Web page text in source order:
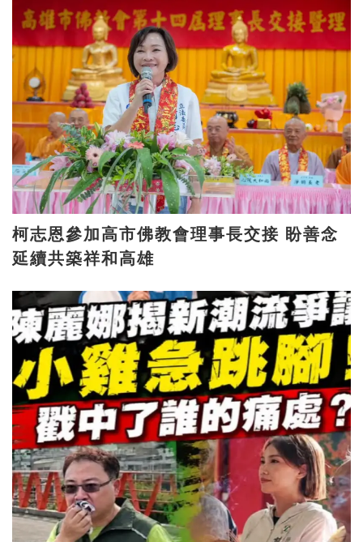
柯志恩參加高市佛教會理事長交接 盼善念
延續共築祥和高雄